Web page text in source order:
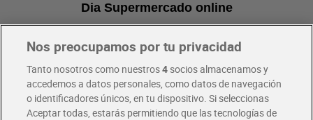
Dia Supermercado online
Pide hoy, recibe hoy
Envío gratis por compras superiores a 100€
Envío estandar por 4,99€
Nos preocupamos por tu privacidad
Tanto nosotros como nuestros4socios almacenamos y
accedemos a datos personales, como datos de navegación
o identificadores únicos, en tu dispositivo. Si seleccionas
Aceptar todas, estarás permitiendo que las tecnologías de